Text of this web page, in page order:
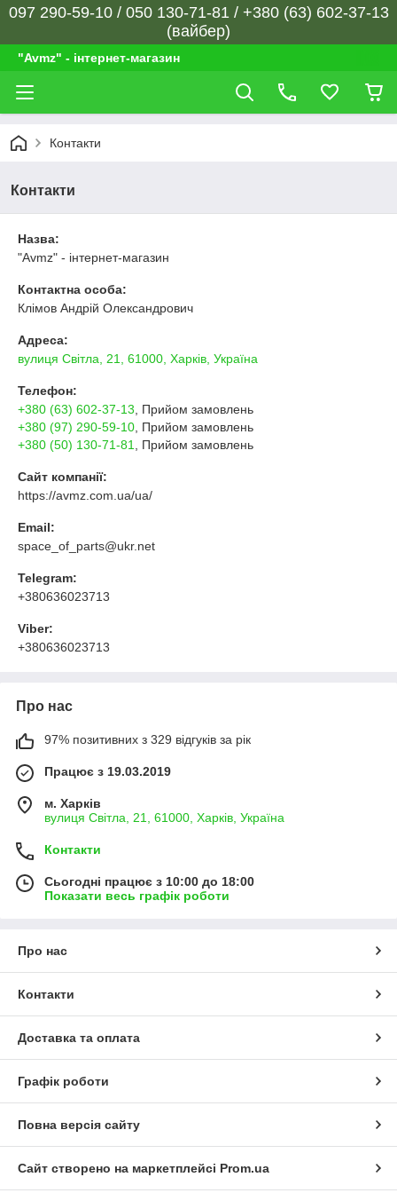
097 290-59-10 / 050 130-71-81 / +380 (63) 602-37-13
(вайбер)
"Avmz" - інтернет-магазин
Контакти
Контакти
Назва:
"Avmz" - інтернет-магазин
Контактна особа:
Клімов Андрій Олександрович
Адреса:
вулиця Світла, 21, 61000, Харків, Україна
Телефон:
+380 (63) 602-37-13 , Прийом замовлень
+380 (97) 290-59-10 , Прийом замовлень
+380 (50) 130-71-81
, Прийом замовлень
Сайт компанії:
https://avmz.com.ua/ua/
Email:
space_of_parts@ukr.net
Telegram:
+380636023713
Viber:
+380636023713
Про нас
97% позитивних з 329 відгуків за рік
Працює з 19.03.2019
м. Харків
вулиця Світла, 21, 61000, Харків, Україна
Контакти
Сьогодні працює з 10:00 до 18:00
Показати весь графік роботи
Про нас
Контакти
Доставка та оплата
Графік роботи
Повна версія сайту
Сайт створено на маркетплейсі Prom.ua